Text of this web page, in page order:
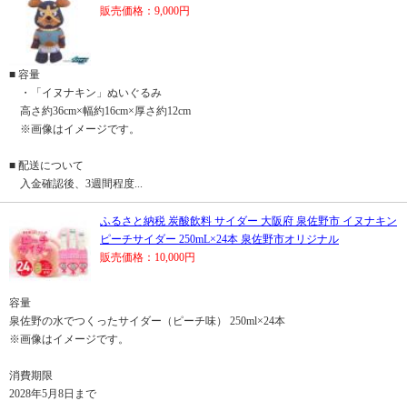
販売価格：9,000円
■ 容量
・「イヌナキン」ぬいぐるみ
高さ約36cm×幅約16cm×厚さ約12cm
※画像はイメージです。
■ 配送について
入金確認後、3週間程度...
ふるさと納税 炭酸飲料 サイダー 大阪府 泉佐野市 イヌナキン
ピーチサイダー 250mL×24本 泉佐野市オリジナル
販売価格：10,000円
容量
泉佐野の水でつくったサイダー（ピーチ味） 250ml×24本
※画像はイメージです。
消費期限
2028年5月8日まで